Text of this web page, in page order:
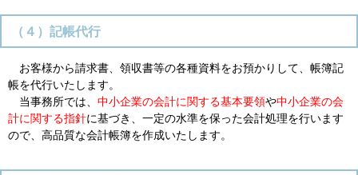
（４）記帳代行
お客様から請求書、領収書等の各種資料をお預かりして、帳簿記
帳を代行いたします。
当事務所では、 中小企業の会計に関する基本要領や中小企業の会
計に関する指針に基づき、一定の水準を保った会計処理を行います
ので、高品質な会計帳簿を作成いたします。